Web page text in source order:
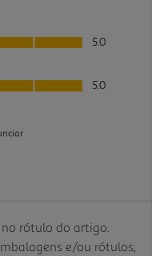
rótulo do artigo.
e/ou rótulos,